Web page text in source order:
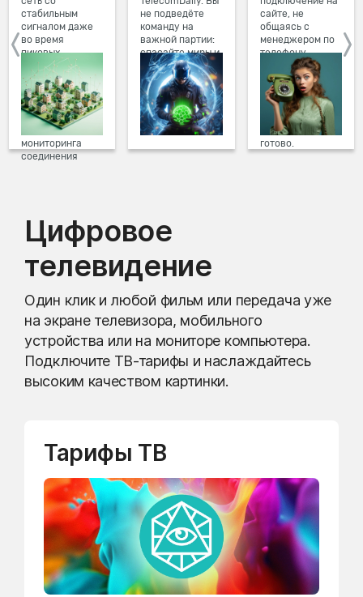
стабильным
сигналом даже
во время
пиковых
нагрузок в
вечернее время.
Мы постоянно
обновляем наше
оборудование в
домах, а система
мониторинга
соединения
не подведёте
команду на
важной партии:
спасайте миры и
побеждайте с
друзьями в
онлайн-играх.
сайте, не
общаясь с
менеджером по
телефону.
Просто в три
клика заполните
форму заявки на
сайте, выберите
дату и время
подключения,
готово.
Цифровое
телевидение
Один клик и любой фильм или передача уже
на экране телевизора, мобильного
устройства или на мониторе компьютера.
Подключите ТВ-тарифы и наслаждайтесь
высоким качеством картинки.
Тарифы ТВ